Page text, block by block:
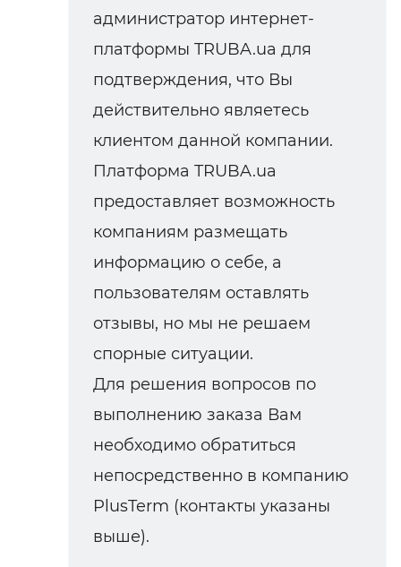
администратор интернет-
платформы TRUBA.ua для
подтверждения, что Вы
действительно являетесь
клиентом данной компании.
Платформа TRUBA.ua
предоставляет возможность
компаниям размещать
информацию о себе, а
пользователям оставлять
отзывы, но мы не решаем
спорные ситуации.
Для решения вопросов по
выполнению заказа Вам
необходимо обратиться
непосредственно в компанию
PlusTerm (контакты указаны
выше).